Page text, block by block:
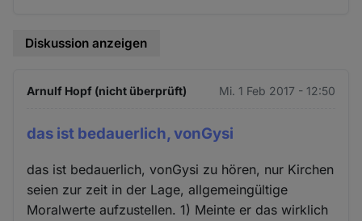
Diskussion anzeigen
Arnulf Hopf (nicht überprüft) Mi. 1 Feb 2017 - 12:50
das ist bedauerlich, vonGysi
das ist bedauerlich, vonGysi zu hören, nur Kirchen
seien zur zeit in der Lage, allgemeingültige
Moralwerte aufzustellen. 1) Meinte er das wirklich